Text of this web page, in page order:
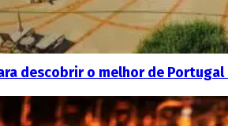
descobrir o melhor de Portugal